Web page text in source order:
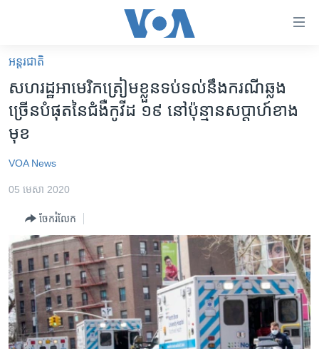
គេហទំព័រ​
ទាក់ទង
និង​
ចូល​
ទំព័រ​
ព័ត៌មាន​​
និង​
ចូល​
ទៅ​
ទំព័រ​
រចនា
សម្ព័ន្ធ​
អន្តរជាតិ
ព្រឹត្តិការណ៍ព័ត៌មាន
ទូរទស្សន៍ / វីដេអូ​
វិទ្យុ / ផតខាសថ៍
កម្មវិធីទាំងអស់
Khmer English
អន្តរជាតិ
សហរដ្ឋ​អាមេរិក​ត្រៀម​ខ្លួន​ទប់ទល់​នឹង​ករណី​ឆ្លង​
ច្រើន​បំផុត​នៃ​ជំងឺ​កូវីដ​ ១៩ នៅ​ប៉ុន្មាន​សប្ដាហ៍​ខាង​
មុខ
VOA News
05 មេសា 2020
ចែករំលែក